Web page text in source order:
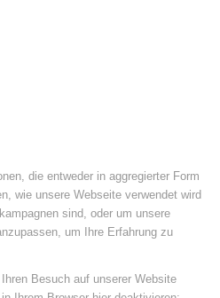
die entweder in aggregierter Form
wie unsere Webseite verwendet wird
sind, oder um unsere
um Ihre Erfahrung zu
Besuch auf unserer Website